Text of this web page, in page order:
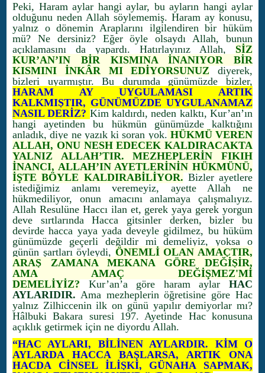
Peki, Haram aylar hangi aylar, bu ayların hangi aylar
olduğunu neden Allah söylememiş. Haram ay konusu,
yalnız o dönemin Araplarını ilgilendiren bir hüküm
mü? Ne dersiniz? Eğer öyle olsaydı Allah, bunun
açıklamasını da yapardı. Hatırlayınız Allah, SİZ
KUR’AN’IN BİR KISMINA İNANIYOR BİR
KISMINI İNKÂR MI EDİYORSUNUZ diyerek,
bizleri uyarmıştır. Bu durumda günümüzde bizler,
HARAM AY UYGULAMASI ARTIK
KALKMIŞTIR, GÜNÜMÜZDE UYGULANAMAZ
NASIL DERİZ? Kim kaldırdı, neden kalktı, Kur’an’ın
hangi ayetinden bu hükmün günümüzde kalktığını
anladık, diye ne yazık ki soran yok. HÜKMÜ VEREN
ALLAH, ONU NESH EDECEK KALDIRACAKTA
YALNIZ ALLAH’TIR. MEZHEPLERİN FIKIH
İNANCI, ALLAH’IN AYETLERİNİN HÜKMÜNÜ,
İŞTE BÖYLE KALDIRABİLİYOR. Bizler ayetlere
istediğimiz anlamı veremeyiz, ayette Allah ne
hükmediliyor, onun amacını anlamaya çalışmalıyız.
Allah Resulüne Haccı ilan et, gerek yaya gerek yorgun
deve sırtlarında Hacca gitsinler derken, bizler bu
devirde hacca yaya yada deveyle gidilmez, bu hüküm
günümüzde geçerli değildir mi demeliyiz, yoksa o
günün şartları öyleydi, ÖNEMLİ OLAN AMAÇTIR,
ARAŞ ZAMANA MEKANA GÖRE DEĞİŞİR,
AMA AMAÇ DEĞİŞMEZ'Mİ
DEMELİYİZ? Kur’an’a göre haram aylar HAC
AYLARIDIR. Ama mezheplerin öğretisine göre Hac
yalnız Zilhiccenin ilk on günü yapılır demiyorlar mı?
Hâlbuki Bakara suresi 197. Ayetinde Hac konusuna
açıklık getirmek için ne diyordu Allah.
“HAC AYLARI, BİLİNEN AYLARDIR. KİM O
AYLARDA HACCA BAŞLARSA, ARTIK ONA
HACDA CİNSEL İLİŞKİ, GÜNAHA SAPMAK,